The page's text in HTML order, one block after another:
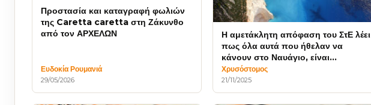
Προστασία και καταγραφή φωλιών
της Caretta caretta στη Ζάκυνθο
από τον ΑΡΧΕΛΩΝ
Ευδοκία Ρουμανιά
29/05/2026
Η αμετάκλητη απόφαση του ΣτΕ λέει
πως όλα αυτά που ήθελαν να
κάνουν στο Ναυάγιο, είναι
παράνομα
Χρυσόστομος
21/11/2025